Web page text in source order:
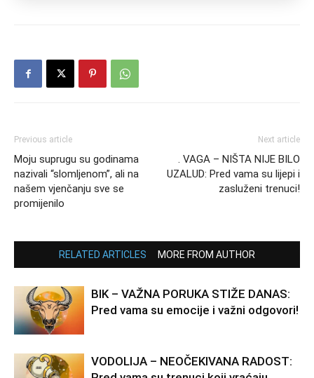
Previous article
Moju suprugu su godinama
nazivali “slomljenom”, ali na
našem vjenčanju sve se
promijenilo
Next article
. VAGA – NIŠTA NIJE BILO
UZALUD: Pred vama su lijepi i
zasluženi trenuci!
RELATED ARTICLES MORE FROM AUTHOR
BIK – VAŽNA PORUKA STIŽE DANAS:
Pred vama su emocije i važni odgovori!
VODOLIJA – NEOČEKIVANA RADOST: